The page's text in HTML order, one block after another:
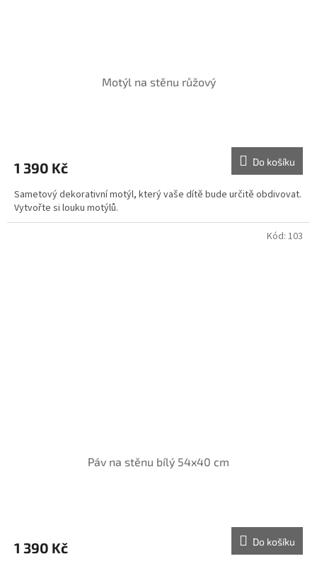
Motýl na stěnu růžový
1 390 Kč Do košíku
Sametový dekorativní motýl, který vaše dítě bude určitě obdivovat.
Vytvořte si louku motýlů.
Páv na stěnu bílý 54x40 cm
1 390 Kč Do košíku
Kód: 103